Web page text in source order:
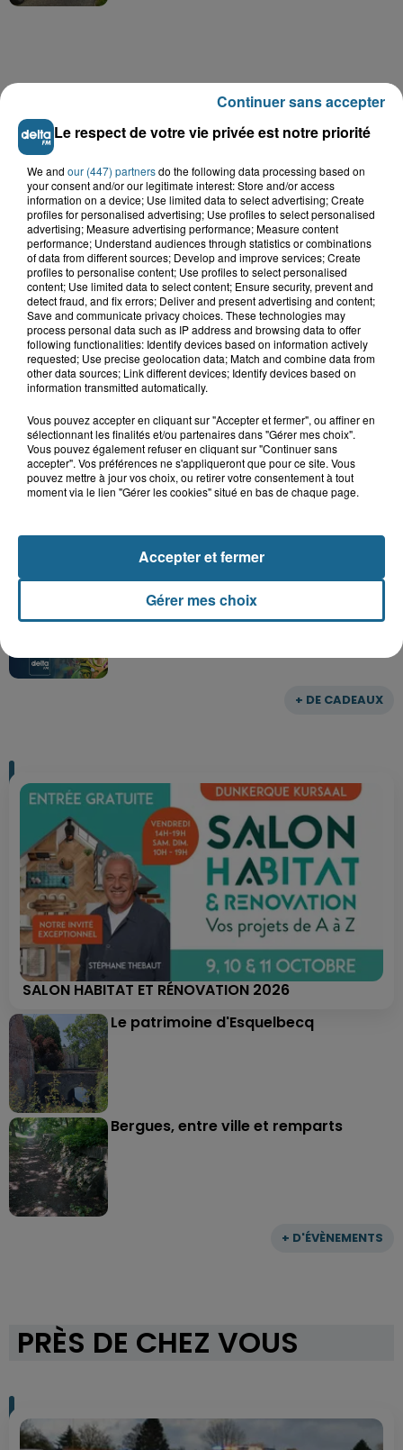
+ DE CADEAUX
Grand jeu de l'été : les cabines de plages
Gagnez vos entrées pour Dennlys
Parc
Gagnez vos entrées pour le parc
Bagatelle
Gagnez vos entrées pour Plopsaland
+ D'ÉVÈNEMENTS
SALON HABITAT ET RÉNOVATION 2026
Le patrimoine d'Esquelbecq
Bergues, entre ville et remparts
PRÈS DE CHEZ VOUS
Le respect de votre vie privée est notre priorité
We and our (447) partnersdo the following data processing based on
your consent and/or our legitimate interest: Store and/or access
information on a device; Use limited data to select advertising; Create
profiles for personalised advertising; Use profiles to select personalised
advertising; Measure advertising performance; Measure content
performance; Understand audiences through statistics or combinations
of data from different sources; Develop and improve services; Create
profiles to personalise content; Use profiles to select personalised
content; Use limited data to select content; Ensure security, prevent and
detect fraud, and fix errors; Deliver and present advertising and content;
Save and communicate privacy choices. These technologies may
process personal data such as IP address and browsing data to offer
following functionalities: Identify devices based on information actively
requested; Use precise geolocation data; Match and combine data from
other data sources; Link different devices; Identify devices based on
information transmitted automatically.
Vous pouvez accepter en cliquant sur "Accepter et fermer", ou affiner en
sélectionnant les finalités et/ou partenaires dans "Gérer mes choix".
Vous pouvez également refuser en cliquant sur "Continuer sans
accepter". Vos préférences ne s'appliqueront que pour ce site. Vous
pouvez mettre à jour vos choix, ou retirer votre consentement à tout
moment via le lien "Gérer les cookies" situé en bas de chaque page.
Gérer mes choix
Accepter et fermer
Continuer sans accepter